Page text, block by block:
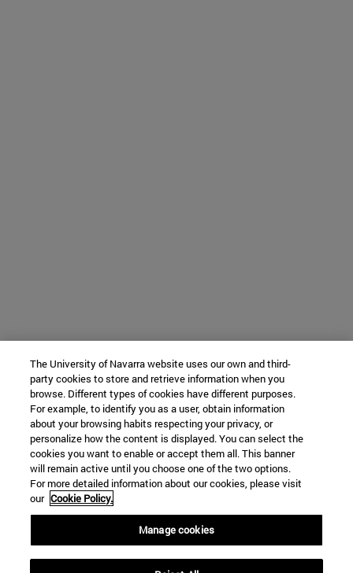
The University of Navarra website uses our own and third-
party cookies to store and retrieve information when you
browse. Different types of cookies have different purposes.
For example, to identify you as a user, obtain information
about your browsing habits respecting your privacy, or
personalize how the content is displayed. You can select the
cookies you want to enable or accept them all. This banner
will remain active until you choose one of the two options.
For more detailed information about our cookies, please visit
our Cookie Policy.
Manage cookies